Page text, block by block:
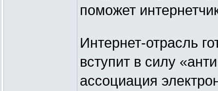
поможет
Интернет-отрасль
вступит в силу
ассоциация